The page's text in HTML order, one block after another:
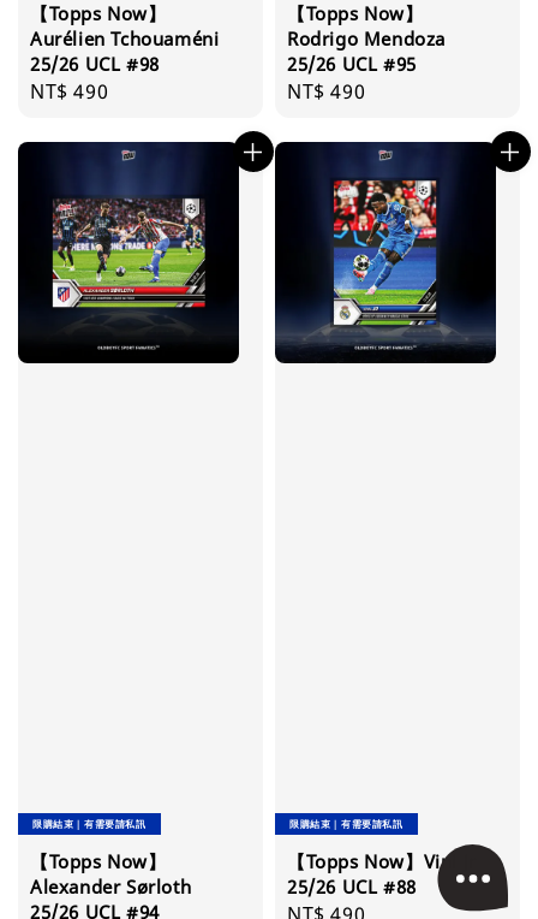
【Topps Now】
Aurélien Tchouaméni
25/26 UCL #98
Regular
NT$ 490
【Topps Now】
Rodrigo Mendoza
25/26 UCL #95
Regular
NT$ 490
限購結束｜有需要請私訊
【Topps Now】
Alexander Sørloth
25/26 UCL #94
限購結束｜有需要請私訊
【Topps Now】Vini Jr
25/26 UCL #88